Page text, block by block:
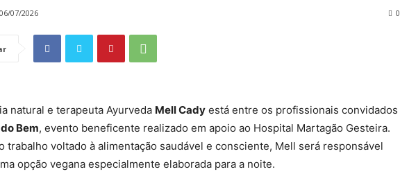
06/07/2026 0
natural e terapeuta Ayurveda Mell Cady está entre os profissionais convidados
Bem, evento beneficente realizado em apoio ao Hospital Martagão Gesteira.
trabalho voltado à alimentação saudável e consciente, Mell será responsável
opção vegana especialmente elaborada para a noite.